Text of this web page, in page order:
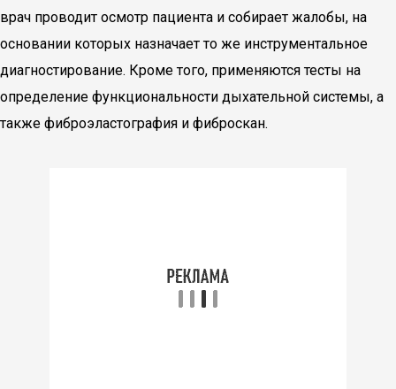
врач проводит осмотр пациента и собирает жалобы, на
основании которых назначает то же инструментальное
диагностирование. Кроме того, применяются тесты на
определение функциональности дыхательной системы, а
также фиброэластография и фиброскан.